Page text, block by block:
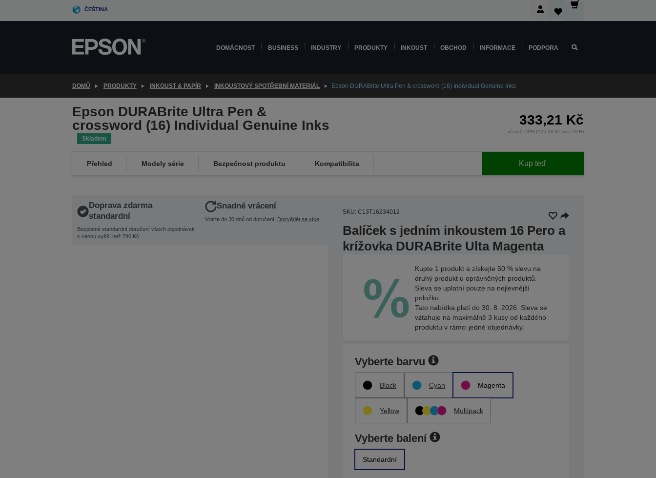
ČEŠTINA
DOMÁCNOST BUSINESS INDUSTRY PRODUKTY INKOUST OBCHOD INFORMACE PODPORA
DOMŮ PRODUKTY INKOUST & PAPÍR INKOUSTOVÝ SPOTŘEBNÍ MATERIÁL Epson DURABrite Ultra Pen & crossword (16) Individual Genuine Inks
Epson DURABrite Ultra Pen &
crossword (16) Individual Genuine Inks
Skladem
333,21 Kč
včetně DPH (275,38 Kč bez DPH)
Přehled Modely série Bezpečnost produktu Kompatibilita Kup teď
Doprava zdarma
standardní
Bezplatné standardní doručení všech objednávek
s cenou vyšší než 740 Kč
Snadné vrácení
Vraťte do 30 dnů od doručení. Dozvědět se více
SKU: C13T16234012
Balíček s jedním inkoustem 16 Pero a
krížovka DURABrite Ulta Magenta
Kupte 1 produkt a získejte 50 % slevu na
druhý produkt u oprávněných produktů.
Sleva se uplatní pouze na nejlevnější
položku.
Tato nabídka platí do 30. 8. 2026. Sleva se
vztahuje na maximálně 3 kusy od každého
produktu v rámci jedné objednávky.
Vyberte barvu
Black Cyan Magenta
Yellow Multipack
Vyberte balení
Standardní